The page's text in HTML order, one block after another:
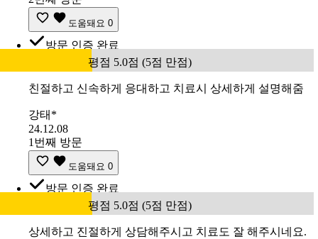
도움돼요 0
방문 인증 완료
평점 5.0점 (5점 만점)
친절하고 신속하게 응대하고 치료시 상세하게 설명해줌
강태*
24.12.08
1번째 방문
도움돼요 0
방문 인증 완료
평점 5.0점 (5점 만점)
상세하고 진절하게 상담해주시고 치료도 잘 해주시네요.